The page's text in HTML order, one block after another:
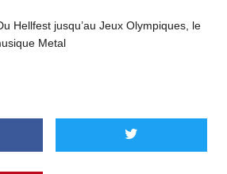
Hellfest jusqu’au Jeux Olympiques, le
Metal